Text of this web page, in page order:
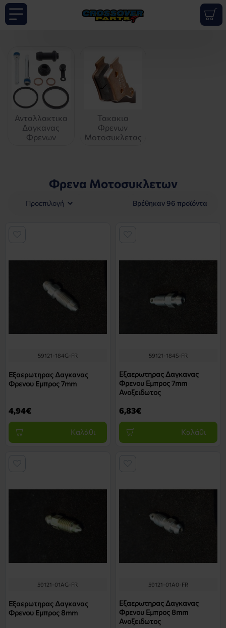
Ανταλλακτικα
Δαγκανας
Φρενων
Τακακια
Φρενων
Μοτοσυκλετας
Φρενα Μοτοσυκλετων
Βρέθηκαν 96 προϊόντα
59121-184G-FR
Εξαερωτηρας Δαγκανας
Φρενου Εμπρος 7mm
4,94€
Καλάθι
59121-184S-FR
Εξαερωτηρας Δαγκανας
Φρενου Εμπρος 7mm
Ανοξειδωτος
6,83€
Καλάθι
59121-01AG-FR
Εξαερωτηρας Δαγκανας
Φρενου Εμπρος 8mm
59121-01A0-FR
Εξαερωτηρας Δαγκανας
Φρενου Εμπρος 8mm
Ανοξειδωτος